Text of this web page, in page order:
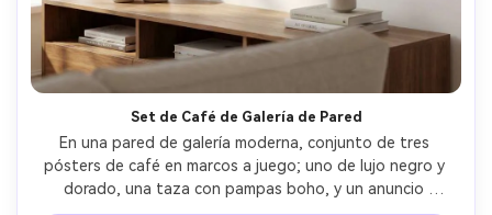
Set de Café de Galería de Pared
En una pared de galería moderna, conjunto de tres
pósters de café en marcos a juego; uno de lujo negro y
dorado, una taza con pampas boho, y un anuncio